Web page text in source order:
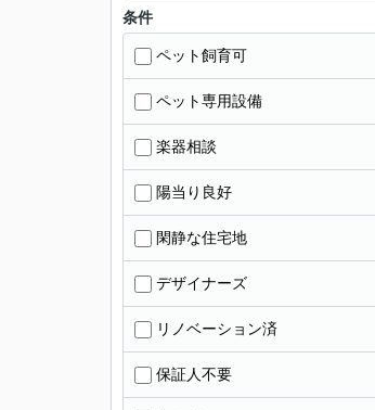
条件
ペット飼育可
ペット専用設備
楽器相談
陽当り良好
閑静な住宅地
デザイナーズ
リノベーション済
保証人不要